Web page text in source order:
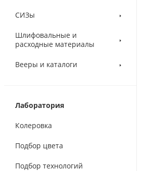
СИЗы
Шлифовальные и
расходные материалы
Вееры и каталоги
Лаборатория
Колеровка
Подбор цвета
Подбор технологий